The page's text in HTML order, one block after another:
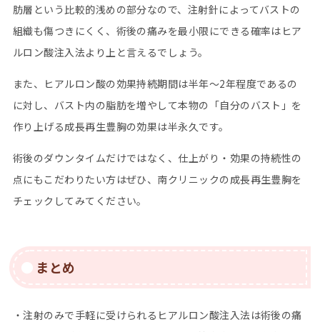
肪層という比較的浅めの部分なので、注射針によってバストの
組織も傷つきにくく、術後の痛みを最小限にできる確率はヒア
ルロン酸注入法より上と言えるでしょう。
また、ヒアルロン酸の効果持続期間は半年～2年程度であるの
に対し、バスト内の脂肪を増やして本物の「自分のバスト」を
作り上げる成長再生豊胸の効果は半永久です。
術後のダウンタイムだけではなく、仕上がり・効果の持続性の
点にもこだわりたい方はぜひ、南クリニックの成長再生豊胸を
チェックしてみてください。
まとめ
・注射のみで手軽に受けられるヒアルロン酸注入法は術後の痛